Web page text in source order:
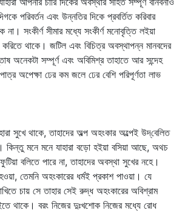
পরিবর্তন এবং উন্নতির দিকে প্রবর্তিত করিবার
সংকীর্ণ সীমার মধ্যে সংকীর্ণ মনোবৃত্তি লইয়া
করিতে থাকে। জটিল এবং বিচিত্র অবস্থাপন্ন মানবদের
অনেকটা সম্পূর্ণ এবং অবিমিশ্র তাহাতে আর সন্দেহ
অপেক্ষা ঢের কম জলে ঢের বেশি পরিপূর্ণতা লাভ
সুখে থাকে, তাহাদের অল্প অহংকার অল্পেই উদ্‌বেলিত
কিন্তু মনে মনে যাহারা বড়ো হইয়া বসিয়া আছে, অথচ
বলিতে পারে না, তাহাদের অবস্থা সুখের নহে।
তেমনি অহংকারের ধর্মই প্রকাশ পাওয়া। যে
চায় সে তাহার সেই রুদ্ধ অহংকারের অবিশ্রাম
থাকে। বরং নিজের দুঃখশোক নিজের মধ্যে রোধ